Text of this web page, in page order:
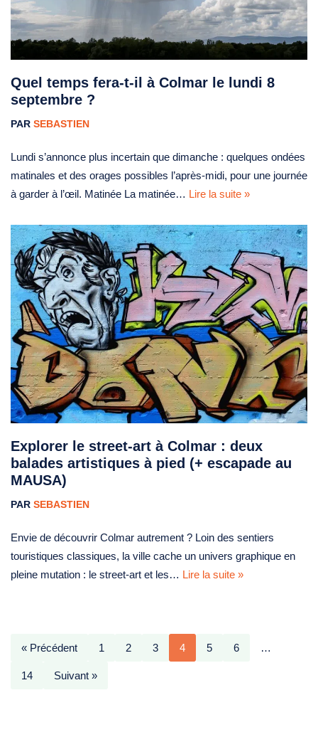
Quel temps fera-t-il à Colmar le lundi 8
septembre ?
PAR SEBASTIEN
Lundi s’annonce plus incertain que dimanche : quelques ondées
matinales et des orages possibles l’après‑midi, pour une journée
à garder à l’œil. Matinée La matinée… Lire la suite »
Explorer le street-art à Colmar : deux
balades artistiques à pied (+ escapade au
MAUSA)
PAR SEBASTIEN
Envie de découvrir Colmar autrement ? Loin des sentiers
touristiques classiques, la ville cache un univers graphique en
pleine mutation : le street-art et les… Lire la suite »
« Précédent 1 2 3 4 5 6 …
14 Suivant »